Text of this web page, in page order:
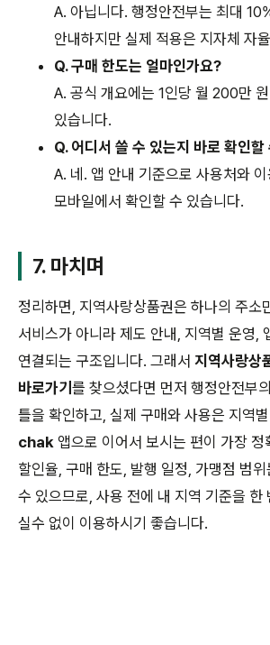
A. 아닙니다. 행정안전부는 최대
안내하지만 실제 적용은 지자체 자
Q. 구매 한도는 얼마인가요?
A. 공식 개요에는 1인당 월 200만
있습니다.
Q. 어디서 쓸 수 있는지 바로 확인할
A. 네. 앱 안내 기준으로 사용처와
모바일에서 확인할 수 있습니다.
7. 마치며
정리하면, 지역사랑상품권은 하나의 주소
서비스가 아니라 제도 안내, 지역별 운영,
연결되는 구조입니다. 그래서 지역사랑상
바로가기 를 찾으셨다면 먼저 행정안전부
틀을 확인하고, 실제 구매와 사용은 지역
chak 앱으로 이어서 보시는 편이 가장 정
할인율, 구매 한도, 발행 일정, 가맹점 범
수 있으므로, 사용 전에 내 지역 기준을 한
실수 없이 이용하시기 좋습니다.